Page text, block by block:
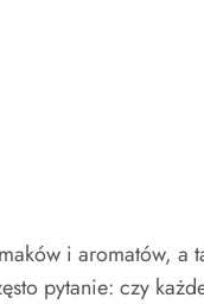
i aromatów, a
pytanie: czy